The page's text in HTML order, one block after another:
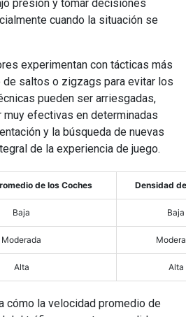
presión y tomar decisiones
cuando la situación se
experimentan con tácticas más
de saltos o zigzags para evitar los
pueden ser arriesgadas,
efectivas en determinadas
y la búsqueda de nuevas
de la experiencia de juego.
de los Coches Densidad
Baja Baja
Moderada
Alta Alta
cómo la velocidad promedio de